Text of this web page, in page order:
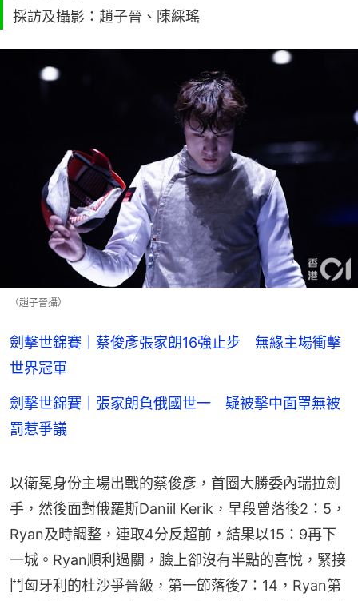
採訪及攝影：趙子晉、陳綵瑤
（趙子晉攝）
劍擊世錦賽｜蔡俊彥張家朗16強止步 無緣主場衝擊
世界冠軍
劍擊世錦賽｜張家朗負俄國世一 疑被擊中面罩無被
罰惹爭議
以衛冕身份主場出戰的蔡俊彥，首圈大勝委內瑞拉劍
手，然後面對俄羅斯Daniil Kerik，早段曾落後2：5，
Ryan及時調整，連取4分反超前，結果以15：9再下
一城。Ryan順利過關，臉上卻沒有半點的喜悅，緊接
鬥匈牙利的杜沙爭晉級，第一節落後7：14，Ryan第